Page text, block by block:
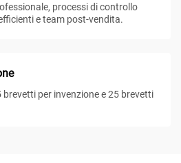
processi di controllo
e team post-vendita.
per invenzione e 25 brevetti